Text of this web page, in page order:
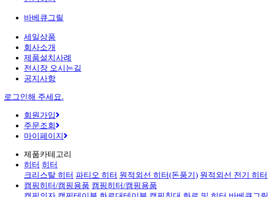
바베큐그릴
세일상품
회사소개
제품설치사례
전시장 오시는길
공지사항
로그인해 주세요.
회원가입
주문조회
마이페이지
제품카테고리
히터 히터
크리스탈 히터 파티오 히터 원적외선 히터(돈풍기) 원적외선 전기 히터
캠핑히터/캠핑용품 캠핑히터/캠핑용품